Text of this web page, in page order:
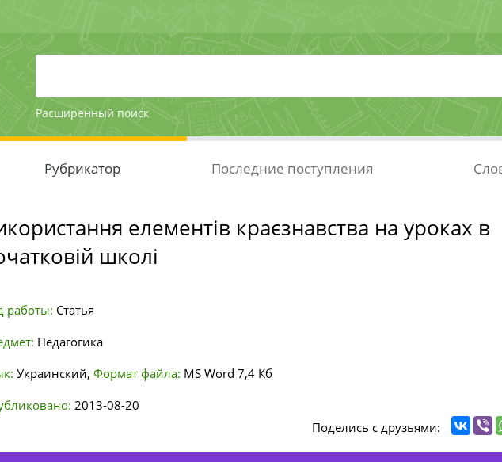
Расширенный поиск
Рубрикатор Последние поступления
елементів краєзнавства на уроках в
школі
работы: Статья
Педагогика
Украинский, Формат файла: MS Word 7,4 Кб
2013-08-20
Поделись с друзьями: